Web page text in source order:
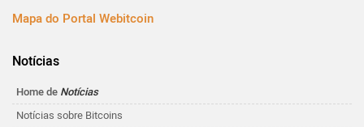
Mapa do Portal Webitcoin
Notícias
Home de Notícias
Notícias sobre Bitcoins